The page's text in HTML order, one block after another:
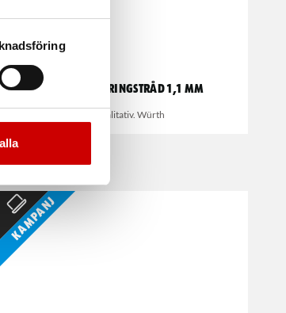
Rutdemonteringstråd 1,1 mm
Högkvalitativ. Würth
Kampanj